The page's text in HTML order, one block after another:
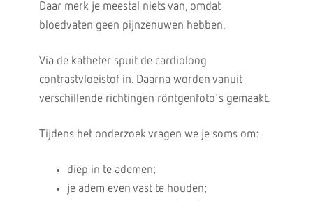
Daar merk je meestal niets van, omdat
bloedvaten geen pijnzenuwen hebben.
Via de katheter spuit de cardioloog
contrastvloeistof in. Daarna worden vanuit
verschillende richtingen röntgenfoto's gemaakt.
Tijdens het onderzoek vragen we je soms om:
diep in te ademen;
je adem even vast te houden;